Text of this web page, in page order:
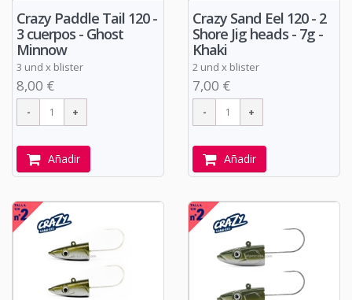
Crazy Paddle Tail 120 -
3 cuerpos - Ghost
Minnow
3 und x blister
8,00 €
Añadir
Crazy Sand Eel 120 - 2
Shore Jig heads - 7g -
Khaki
2 und x blister
7,00 €
Añadir